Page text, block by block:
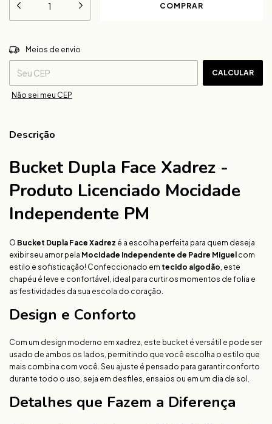
Entregas para o CEP:
Meios de envio
CALCULAR
Não sei meu CEP
Descrição
Bucket Dupla Face Xadrez -
Produto Licenciado Mocidade
Independente PM
O Bucket Dupla Face Xadrez é a escolha perfeita para quem deseja
exibir seu amor pela Mocidade Independente de Padre Miguel com
estilo e sofisticação! Confeccionado em tecido algodão , este
chapéu é leve e confortável, ideal para curtir os momentos de folia e
as festividades da sua escola do coração.
Design e Conforto
Com um design moderno em xadrez, este bucket é versátil e pode ser
usado de ambos os lados, permitindo que você escolha o estilo que
mais combina com você. Seu ajuste é pensado para garantir conforto
durante todo o uso, seja em desfiles, ensaios ou em um dia de sol.
Detalhes que Fazem a Diferença